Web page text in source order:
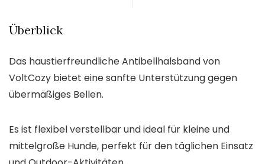
Überblick
Das haustierfreundliche Antibellhalsband von
VoltCozy bietet eine sanfte Unterstützung gegen
übermäßiges Bellen.
Es ist flexibel verstellbar und ideal für kleine und
mittelgroße Hunde, perfekt für den täglichen Einsatz